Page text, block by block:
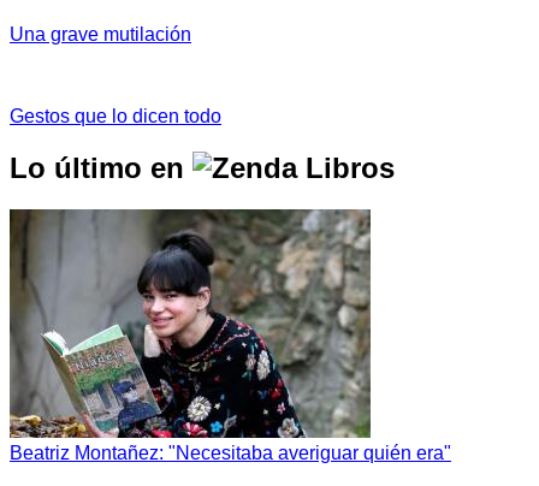
Una grave mutilación
Gestos que lo dicen todo
Lo último en
Beatriz Montañez: "Necesitaba averiguar quién era"